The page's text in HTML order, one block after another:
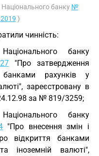
Національного банку №
)
чинність:
банку
"Про затвердження
банками рахунків у
зареєстровану в
24.12.98 за № 819/3259;
банку
"Про внесення змін і
відкриття банками
іноземній валюті",